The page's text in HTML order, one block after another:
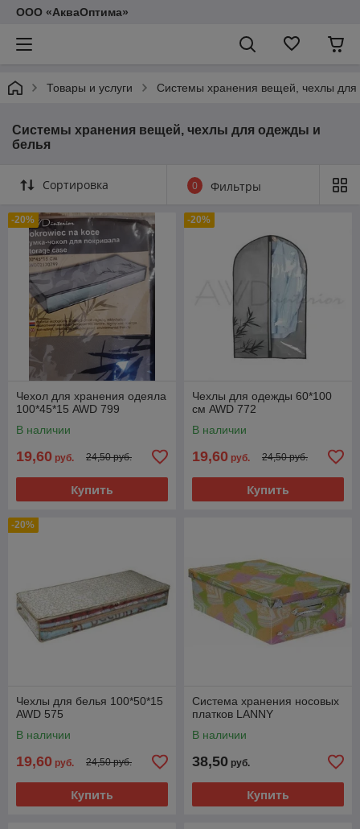
ООО «АкваОптима»
Товары и услуги Системы хранения вещей, чехлы
Системы хранения вещей, чехлы для одежды и
белья
Сортировка 0 Фильтры
-20%
Чехол для хранения одеяла
100*45*15 AWD 799
В наличии
19,60 руб. 24,50 руб.
Купить
-20%
Чехлы для одежды 60*100
см AWD 772
В наличии
19,60 руб. 24,50 руб.
Купить
-20%
Чехлы для белья 100*50*15
AWD 575
В наличии
19,60 руб. 24,50 руб.
Купить
Система хранения носовых
платков LANNY
В наличии
38,50 руб.
Купить